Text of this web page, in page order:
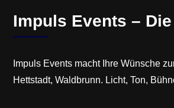
Impuls Events –
Impuls Events macht Ihre Wünsche
Hettstadt, Waldbrunn. Licht, Ton,